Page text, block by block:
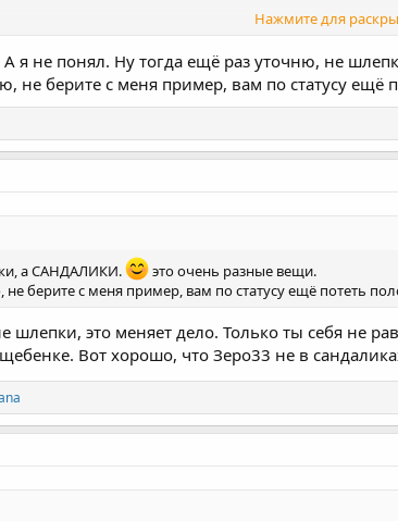
состав своими сандалями. А то на тебя
Нажмите для
А я не понял. Ну тогда ещё раз уточню, не
не берите с меня пример, вам по статусу ещё
а САНДАЛИКИ.
это очень разные вещи.
берите с меня пример, вам по статусу ещё потеть
шлепки, это меняет дело. Только ты себя не
Вот хорошо, что Зеро33 не в